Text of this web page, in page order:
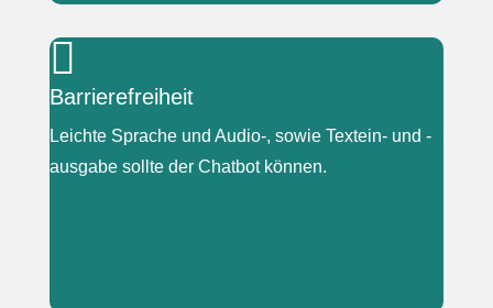
|
sich da denken?“
B: „Das weiß ich leider nicht.“
„Mir Sachen leichter erklären, dass ich es auch

Barrierefreiheit
Leichte Sprache und Audio-, sowie Textein- und -
ausgabe sollte der Chatbot können.